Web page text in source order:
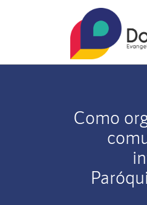
Como